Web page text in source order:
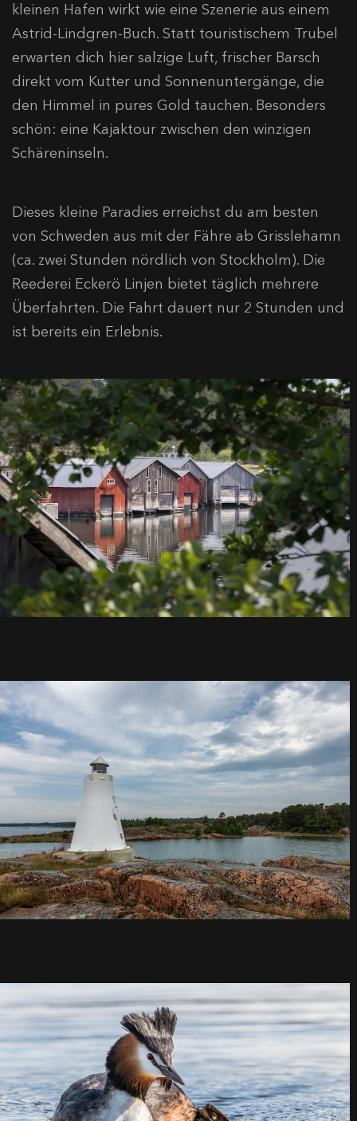
kleinen Hafen wirkt wie eine Szenerie aus einem
Astrid-Lindgren-Buch. Statt touristischem Trubel
erwarten dich hier salzige Luft, frischer Barsch
direkt vom Kutter und Sonnenuntergänge, die
den Himmel in pures Gold tauchen. Besonders
schön: eine Kajaktour zwischen den winzigen
Schäreninseln.
Dieses kleine Paradies erreichst du am besten
von Schweden aus mit der Fähre ab Grisslehamn
(ca. zwei Stunden nördlich von Stockholm). Die
Reederei Eckerö Linjen bietet täglich mehrere
Überfahrten. Die Fahrt dauert nur 2 Stunden und
ist bereits ein Erlebnis.